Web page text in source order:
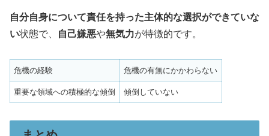
自分自身について責任を持った主体的な選択ができていな
い状態で、 自己嫌悪や無気力が特徴的です。
危機の経験 危機の有無にかかわらない
重要な領域への積極的な傾倒 傾倒していない